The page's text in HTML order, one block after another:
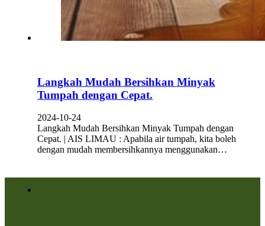
Langkah Mudah Bersihkan Minyak
Tumpah dengan Cepat.
2024-10-24
Langkah Mudah Bersihkan Minyak Tumpah dengan
Cepat. | AIS LIMAU : Apabila air tumpah, kita boleh
dengan mudah membersihkannya menggunakan…